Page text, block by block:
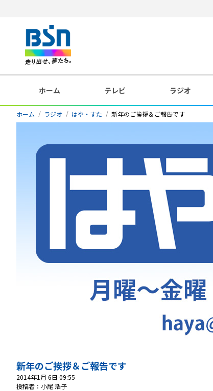
ホーム テレビ ラジオ
ホーム ラジオ はや・すた 新年のご挨拶＆ご報告です
新年のご挨拶＆ご報告です
2014年1月 6日 09:55
投稿者：小尾 浩子